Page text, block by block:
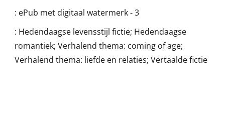
: ePub met digitaal watermerk - 3
: Hedendaagse levensstijl fictie; Hedendaagse
romantiek; Verhalend thema: coming of age;
Verhalend thema: liefde en relaties; Vertaalde fictie